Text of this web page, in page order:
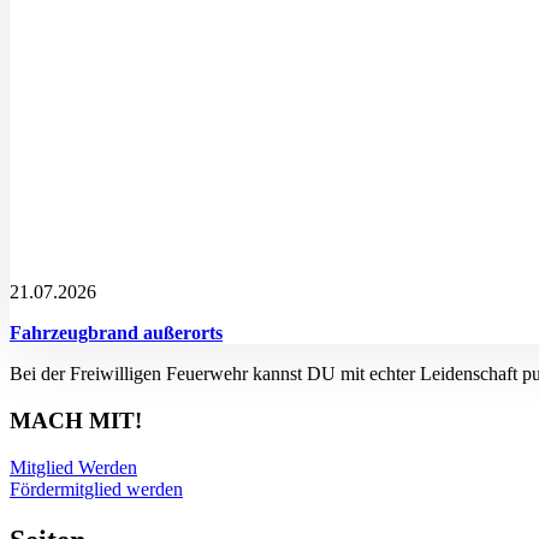
21.07.2026
Fahrzeugbrand außerorts
Bei der Freiwilligen Feuerwehr kannst DU mit echter Leidenschaft
MACH MIT!
Mitglied Werden
Fördermitglied werden